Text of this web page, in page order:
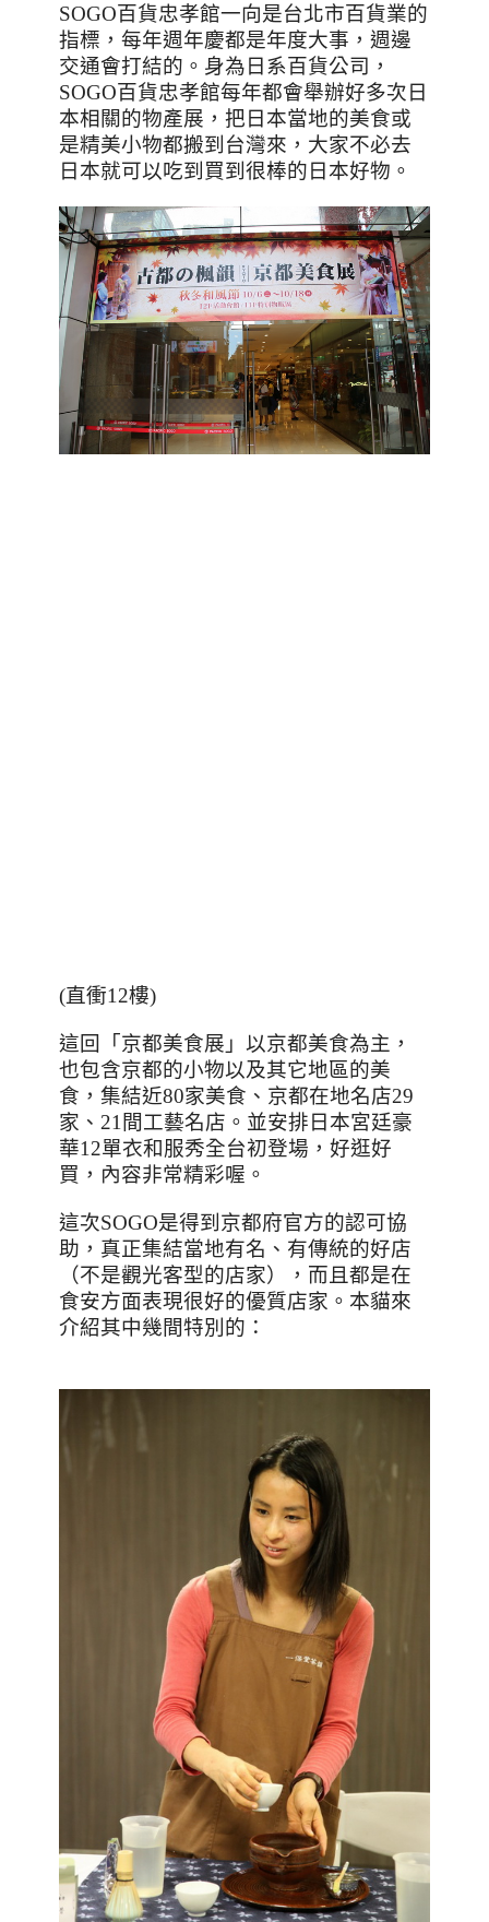
SOGO百貨忠孝館一向是台北市百貨業的
指標，每年週年慶都是年度大事，週邊
交通會打結的。身為日系百貨公司，
SOGO百貨忠孝館每年都會舉辦好多次日
本相關的物產展，把日本當地的美食或
是精美小物都搬到台灣來，大家不必去
日本就可以吃到買到很棒的日本好物。
(直衝12樓)
這回「京都美食展」以京都美食為主，
也包含京都的小物以及其它地區的美
食，集結近80家美食、京都在地名店29
家、 21 間工藝名店。並安排日本宮廷豪
華12單衣和服秀全台初登場，好逛好
買，內容非常精彩喔。
這次SOGO是得到京都府官方的認可協
助，真正集結當地有名、有傳統的好店
（不是觀光客型的店家），而且都是在
食安方面表現很好的優質店家。本貓來
介紹其中幾間特別的：